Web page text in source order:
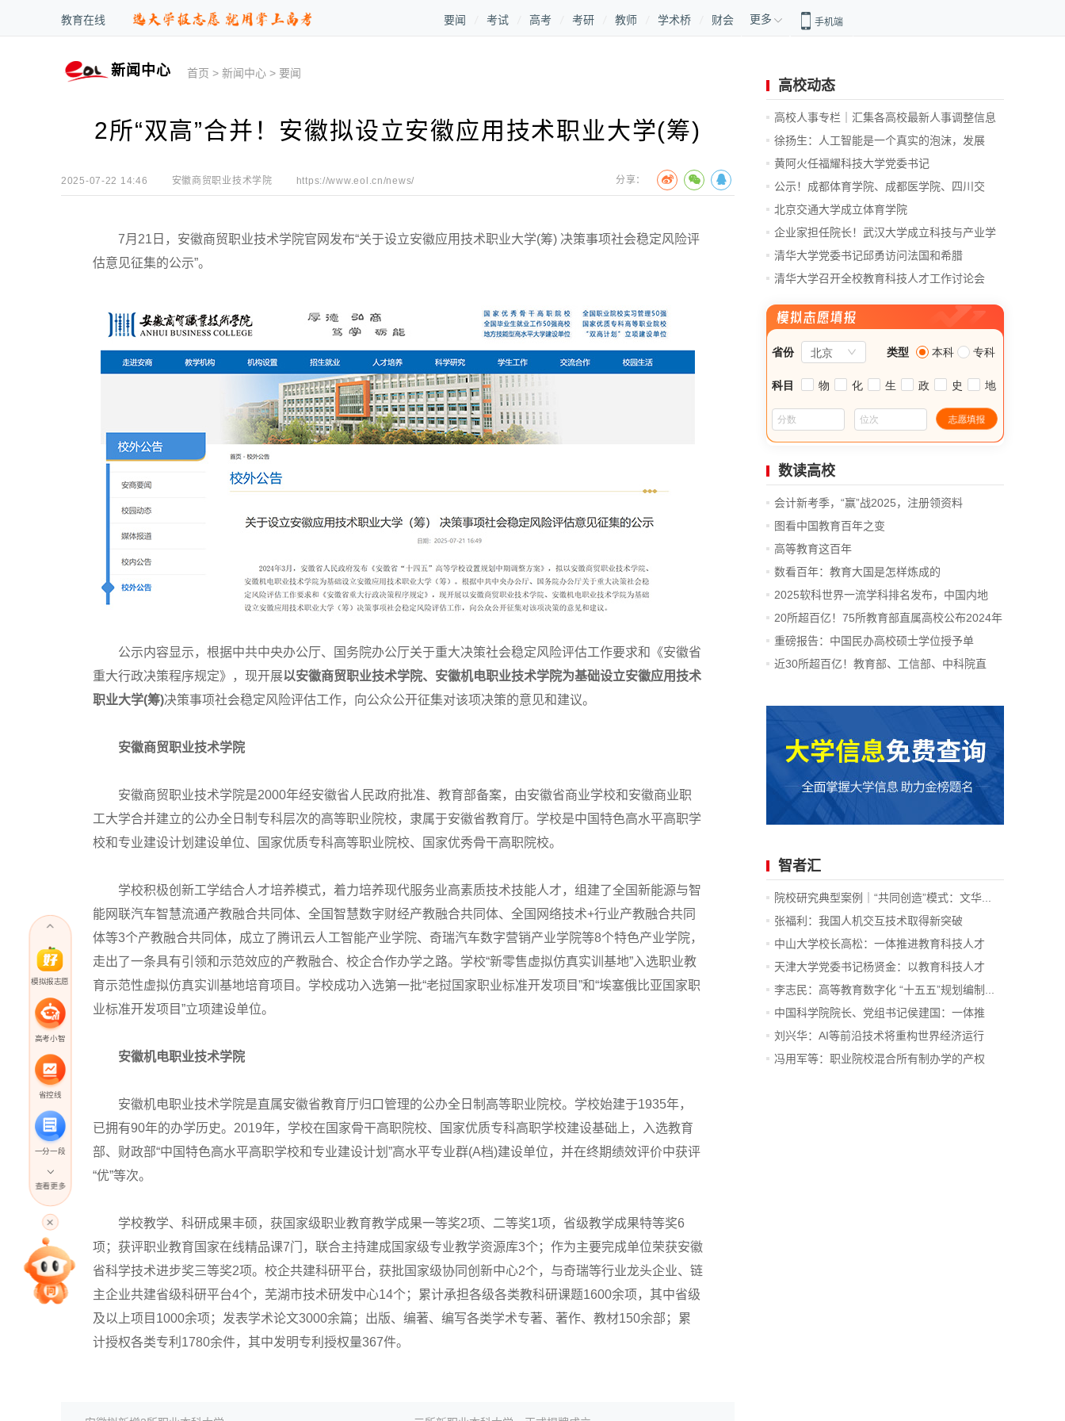
教育在线 要闻 考试 高考 考研 教师 学术桥 财会 更多 手机端
新闻中心 首页 >新闻中心 > 要闻
2所“双高”合并！安徽拟设立安徽应用技术职业大学(筹)
2025-07-22 14:46 安徽商贸职业技术学院 https://www.eol.cn/news/ 分享：
7月21日，安徽商贸职业技术学院官网发布“关于设立安徽应用技术职业大学(筹) 决策事项社会稳定风险评
估意见征集的公示”。
公示内容显示，根据中共中央办公厅、国务院办公厅关于重大决策社会稳定风险评估工作要求和《安徽省
重大行政决策程序规定》，现开展以安徽商贸职业技术学院、安徽机电职业技术学院为基础设立安徽应用技术
职业大学(筹)决策事项社会稳定风险评估工作，向公众公开征集对该项决策的意见和建议。
安徽商贸职业技术学院
安徽商贸职业技术学院是2000年经安徽省人民政府批准、教育部备案，由安徽省商业学校和安徽商业职
工大学合并建立的公办全日制专科层次的高等职业院校，隶属于安徽省教育厅。学校是中国特色高水平高职学
校和专业建设计划建设单位、国家优质专科高等职业院校、国家优秀骨干高职院校。
学校积极创新工学结合人才培养模式，着力培养现代服务业高素质技术技能人才，组建了全国新能源与智
能网联汽车智慧流通产教融合共同体、全国智慧数字财经产教融合共同体、全国网络技术+行业产教融合共同
体等3个产教融合共同体，成立了腾讯云人工智能产业学院、奇瑞汽车数字营销产业学院等8个特色产业学院，
走出了一条具有引领和示范效应的产教融合、校企合作办学之路。学校“新零售虚拟仿真实训基地”入选职业教
育示范性虚拟仿真实训基地培育项目。学校成功入选第一批“老挝国家职业标准开发项目”和“埃塞俄比亚国家职
业标准开发项目”立项建设单位。
安徽机电职业技术学院
安徽机电职业技术学院是直属安徽省教育厅归口管理的公办全日制高等职业院校。学校始建于1935年，
已拥有90年的办学历史。2019年，学校在国家骨干高职院校、国家优质专科高职学校建设基础上，入选教育
部、财政部“中国特色高水平高职学校和专业建设计划”高水平专业群(A档)建设单位，并在终期绩效评价中获评
“优”等次。
学校教学、科研成果丰硕，获国家级职业教育教学成果一等奖2项、二等奖1项，省级教学成果特等奖6
项；获评职业教育国家在线精品课7门，联合主持建成国家级专业教学资源库3个；作为主要完成单位荣获安徽
省科学技术进步奖三等奖2项。校企共建科研平台，获批国家级协同创新中心2个，与奇瑞等行业龙头企业、链
主企业共建省级科研平台4个，芜湖市技术研发中心14个；累计承担各级各类教科研课题1600余项，其中省级
及以上项目1000余项；发表学术论文3000余篇；出版、编著、编写各类学术专著、著作、教材150余部；累
计授权各类专利1780余件，其中发明专利授权量367件。
高校动态
高校人事专栏｜汇集各高校最新人事调整信息
徐扬生：人工智能是一个真实的泡沫，发展
前...
黄阿火任福耀科技大学党委书记
公示！成都体育学院、成都医学院、四川交
通...
北京交通大学成立体育学院
企业家担任院长！武汉大学成立科技与产业学
院
清华大学党委书记邱勇访问法国和希腊
清华大学召开全校教育科技人才工作讨论会
模拟报志愿
高考小智
省控线
一分一段
高考直播
专家指导课
查看更多
数读高校
会计新考季，“赢”战2025，注册领资料
图看中国教育百年之变
高等教育这百年
数看百年：教育大国是怎样炼成的
2025软科世界一流学科排名发布，中国内地
14...
20所超百亿！75所教育部直属高校公布2024年
决算
重磅报告：中国民办高校硕士学位授予单
位、...
近30所超百亿！教育部、工信部、中科院直
智者汇
院校研究典型案例｜“共同创造”模式：文华...
张福利：我国人机交互技术取得新突破
中山大学校长高松：一体推进教育科技人才
发...
天津大学党委书记杨贤金：以教育科技人才
一...
李志民：高等教育数字化 “十五五”规划编制...
中国科学院院长、党组书记侯建国：一体推
进...
刘兴华：AI等前沿技术将重构世界经济运行
底...
冯用军等：职业院校混合所有制办学的产权